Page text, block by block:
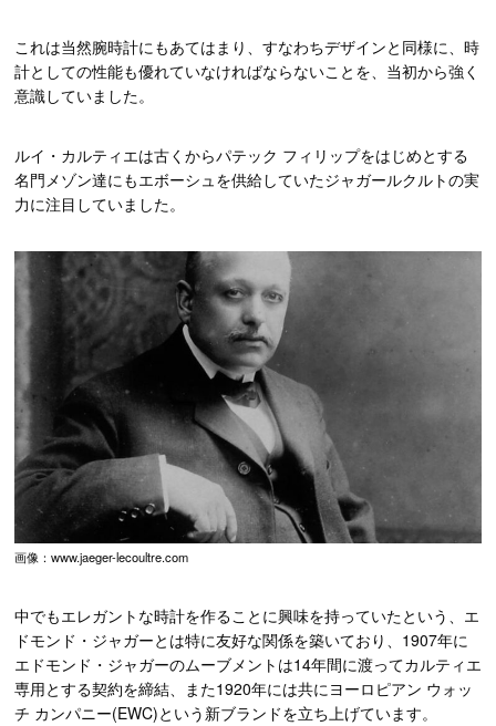
これは当然腕時計にもあてはまり、すなわちデザインと同様に、時
計としての性能も優れていなければならないことを、当初から強く
意識していました。
ルイ・カルティエは古くからパテック フィリップをはじめとする
名門メゾン達にもエボーシュを供給していたジャガールクルトの実
力に注目していました。
画像：www.jaeger-lecoultre.com
中でもエレガントな時計を作ることに興味を持っていたという、エ
ドモンド・ジャガーとは特に友好な関係を築いており、1907年に
エドモンド・ジャガーのムーブメントは14年間に渡ってカルティエ
専用とする契約を締結、また1920年には共にヨーロピアン ウォッ
チ カンパニー(EWC)という新ブランドを立ち上げています。